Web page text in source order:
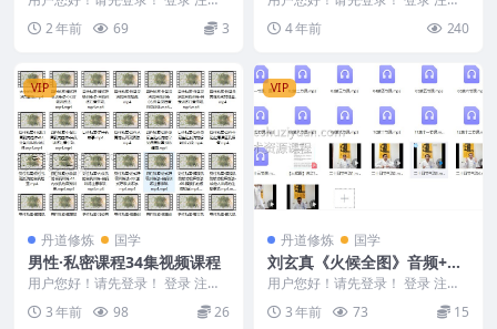
2 年前 69 3
文件 天宝 ...
4 年前 240
VIP
丹道修炼 国学
男性·私密课程34集视频课程
用户您好！请先登录！ 登录 注册
男性·私密课程 240189 大小长短
对性生活...
3 年前 98 26
VIP
丹道修炼 国学
刘玄真《火候全图》音频+视
频+文档
用户您好！请先登录！ 登录 注册
刘玄真《火候全图》音频+视频+文
档 Y2308...
3 年前 73 15